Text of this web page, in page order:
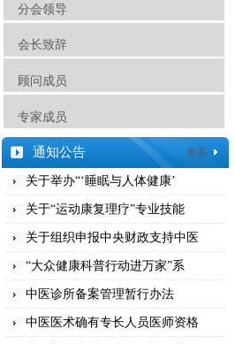
通知公告 更多
关于举办“‘睡眠与人体健康’
关于“运动康复理疗”专业技能
关于组织申报中央财政支持中医
“大众健康科普行动进万家”系
中医诊所备案管理暂行办法
中医医术确有专长人员医师资格
分会领导
会长致辞
顾问成员
专家成员